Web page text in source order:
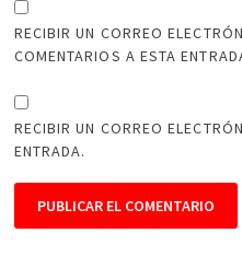
RECIBIR UN CORREO
COMENTARIOS A ESTA
RECIBIR UN CORREO
ENTRADA.